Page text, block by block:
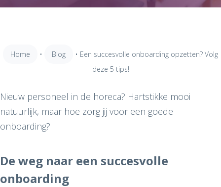
Home • Blog • Een succesvolle onboarding opzetten? Volg
deze 5 tips!
Nieuw personeel in de horeca? Hartstikke mooi
natuurlijk, maar hoe zorg jij voor een goede
onboarding?
De weg naar een succesvolle
onboarding